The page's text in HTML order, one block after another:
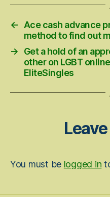
←
Ace cash advance
method to find out
→
Get a hold of an
other on LGBT
EliteSingles
You must be logged in